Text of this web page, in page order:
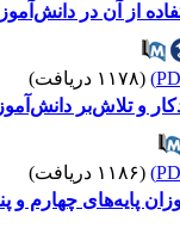
از آن در
(۱۱۷۸ دریافت)
و تلاش‌بر
(۱۱۸۶ دریافت)
پایه‌های چهارم و